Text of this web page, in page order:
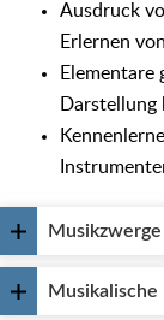
Ausdruck
Erlernen
Musikzwerge